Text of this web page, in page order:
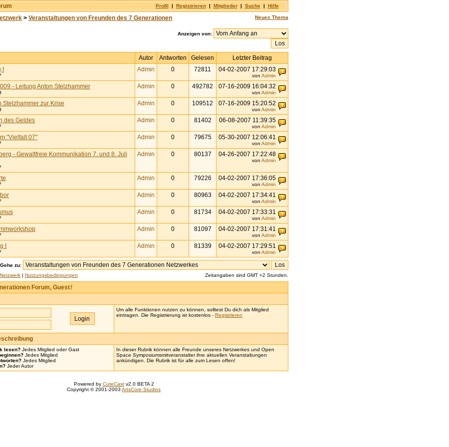
Profil | Registrieren| Mitglieder| Suche | Hilfe
> Veranstaltungen von Freunden des 7 Generationen
Neues Thema
Anzeigen von:
Autor Antworten Gelesen
Letzter Beitrag
Admin 0 72811 04-02-2007 17:29:03
von Admin
- Leitung Anton Stelzhammer Admin 0 492782 07-16-2009 16:04:32
von Admin
Stelzhammer zur Krise Admin 0 109512 07-16-2009 15:20:52
von Admin
des Geldes Admin 0 81402 06-08-2007 11:39:35
von Admin
"Vielfalt 07" Admin 0 79675 05-30-2007 12:06:41
von Admin
- Gewaltfreie Kommunikation 7. und 8. Juli
Admin 0 80137 04-26-2007 17:22:48
von Admin
Admin 0 79226 04-02-2007 17:36:05
von Admin
Admin 0 80963 04-02-2007 17:34:41
von Admin
Admin 0 81734 04-02-2007 17:33:31
von Admin
Admin 0 81097 04-02-2007 17:31:41
von Admin
I Admin 0 81339 04-02-2007 17:29:51
von Admin
Gehe zu:
| Nutzungsbedingungen Zeitangaben sind GMT +2 Stunden.
Forum, Guest!
Um alle Funktionen nutzen zu können, solltest Du dich als Mitglied
eintragen. Die Registrierung ist kostenlos - Registrieren
lesen? Jedes Mitglied oder Gast
Jedes Mitglied
Jedes Mitglied
Jeder Autor
In dieser Rubrik können alle Freunde unseres Netzwerkes und Open
Space Symposiumsmitveranstalter ihre aktuellen Veranstaltungen
ankündigen. Die Rubrik ist für alle zum Lesen offen!
Powered by CuteCastv2.0 BETA 2
Copyright © 2001-2003 ArtsCore Studios